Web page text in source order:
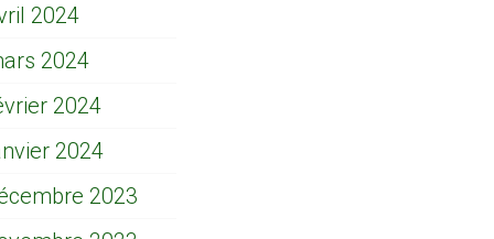
2024
2024
2024
2024
2023